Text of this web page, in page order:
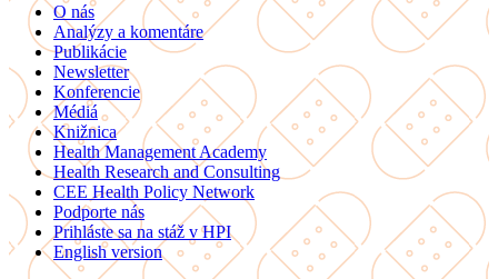
O nás
Analýzy a komentáre
Publikácie
Newsletter
Konferencie
Médiá
Knižnica
Health Management Academy
Health Research and Consulting
CEE Health Policy Network
Podporte nás
Prihláste sa na stáž v HPI
English version